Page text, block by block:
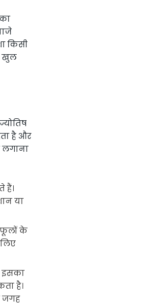
किसी
खुल
है और
लगाना
हैं।
या
फूलों के
इसका
है।
जगह